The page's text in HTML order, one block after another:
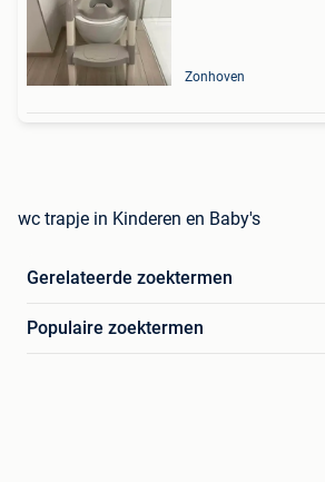
Zonhoven
wc trapje in Kinderen en Baby's
Gerelateerde zoektermen
Populaire zoektermen